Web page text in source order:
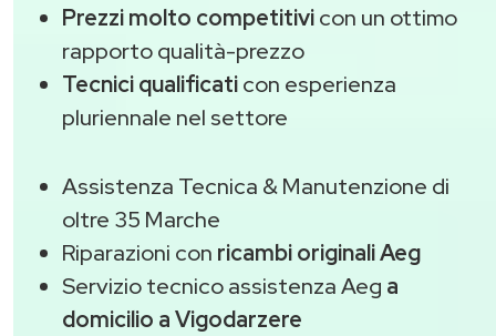
Prezzi molto competitivicon un ottimo
rapporto qualità-prezzo
Tecnici qualificaticon esperienza
pluriennale nel settore
Assistenza Tecnica & Manutenzione di
oltre 35 Marche
Riparazioni con ricambi originali Aeg
Servizio tecnico assistenza Aeg a
domicilio a Vigodarzere